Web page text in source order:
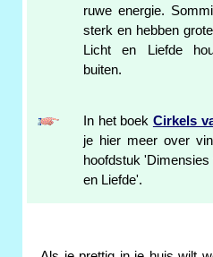
ruwe energie.
sterk en hebben
Licht en Liefde
buiten.
In het boek Cirkels
je hier meer over
hoofdstuk
en Liefde'.